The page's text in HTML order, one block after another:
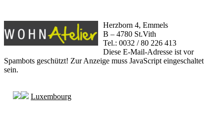
Herzborn 4, Emmels
B – 4780 St.Vith
Tel.: 0032 / 80 226 413
Diese E-Mail-Adresse ist vor
Spambots geschützt! Zur Anzeige muss JavaScript eingeschaltet
sein.
Luxembourg